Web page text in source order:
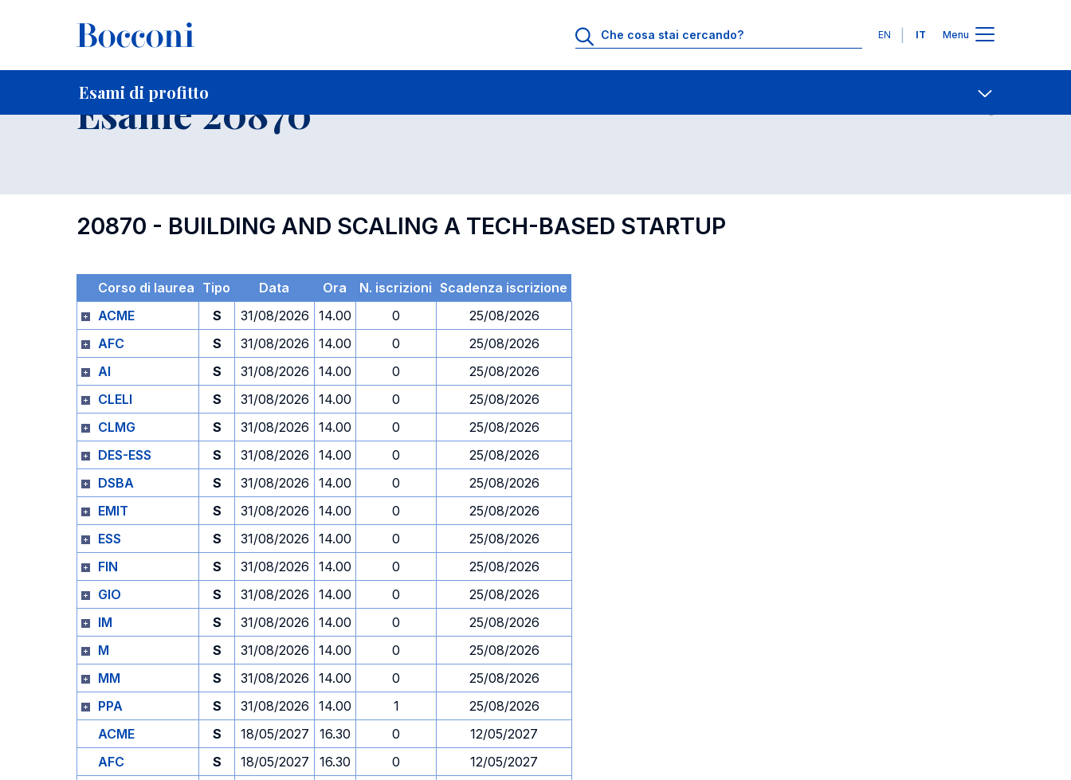
Lingue
EN IT Menu
Esami di profitto
Home Per studenti iscritti Contatti
Esame 20870
20870 - BUILDING AND SCALING A TECH-BASED STARTUP
Corso di laurea Tipo Data Ora N. iscrizioni Scadenza iscrizione
ACME
S 31/08/2026 14.00 0
25/08/2026
AFC
S 31/08/2026 14.00 0
25/08/2026
AI
S 31/08/2026 14.00 0
25/08/2026
CLELI
S 31/08/2026 14.00 0
25/08/2026
CLMG
S 31/08/2026 14.00 0
25/08/2026
DES-ESS
S 31/08/2026 14.00 0
25/08/2026
DSBA
S 31/08/2026 14.00 0
25/08/2026
EMIT
S 31/08/2026 14.00 0
25/08/2026
ESS
S 31/08/2026 14.00 0
25/08/2026
FIN
S 31/08/2026 14.00 0
25/08/2026
GIO
S 31/08/2026 14.00 0
25/08/2026
IM
S 31/08/2026 14.00 0
25/08/2026
M
S 31/08/2026 14.00 0
25/08/2026
MM
S 31/08/2026 14.00 0
25/08/2026
PPA
S 31/08/2026 14.00 1
25/08/2026
ACME
S 18/05/2027 16.30 0
12/05/2027
AFC
S 18/05/2027 16.30 0
12/05/2027